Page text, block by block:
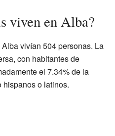
viven en Alba?
Alba vivían 504 personas. La
con habitantes de
el 7.34% de la
o latinos.